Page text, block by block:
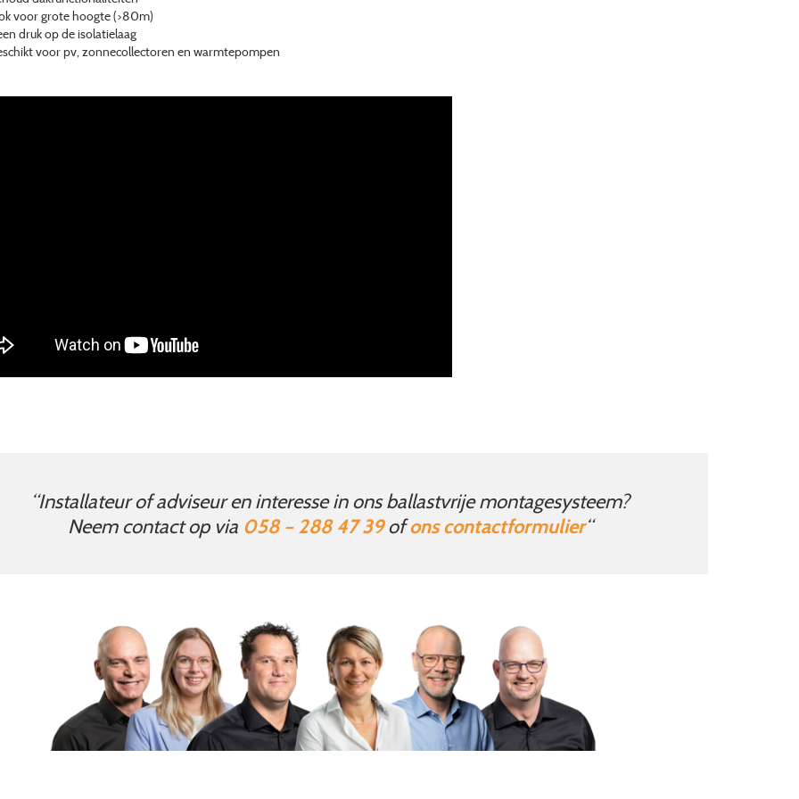
voor grote hoogte (>80m)
druk op de isolatielaag
voor pv, zonnecollectoren en warmtepompen
“Installateur of adviseur en interesse in ons ballastvrije montagesysteem?
Neem contact op via 058 – 288 47 39ofons contactformulier“